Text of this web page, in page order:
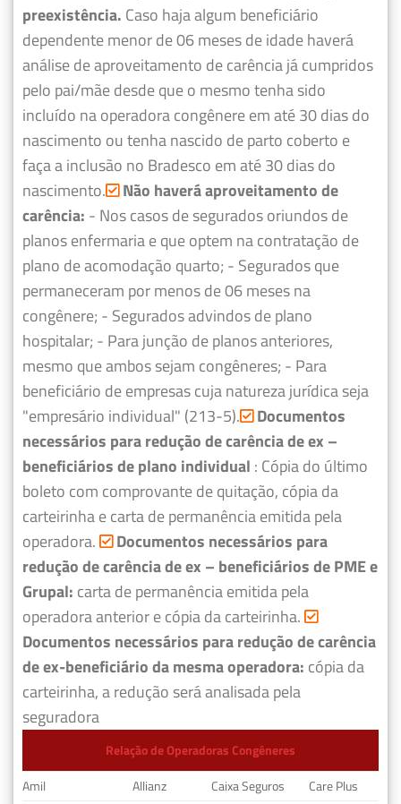
preexistência. Caso haja algum beneficiário
dependente menor de 06 meses de idade haverá
análise de aproveitamento de carência já cumpridos
pelo pai/mãe desde que o mesmo tenha sido
incluído na operadora congênere em até 30 dias do
nascimento ou tenha nascido de parto coberto e
faça a inclusão no Bradesco em até 30 dias do
nascimento. Não haverá aproveitamento de
carência: - Nos casos de segurados oriundos de
planos enfermaria e que optem na contratação de
plano de acomodação quarto; - Segurados que
permaneceram por menos de 06 meses na
congênere; - Segurados advindos de plano
hospitalar; - Para junção de planos anteriores,
mesmo que ambos sejam congêneres; - Para
beneficiário de empresas cuja natureza jurídica seja
"empresário individual" (213-5). Documentos
necessários para redução de carência de ex –
beneficiários de plano individual : Cópia do último
boleto com comprovante de quitação, cópia da
carteirinha e carta de permanência emitida pela
operadora.
Documentos necessários para
redução de carência de ex – beneficiários de PME e
Grupal: carta de permanência emitida pela
operadora anterior e cópia da carteirinha.
Documentos necessários para redução de carência
de ex-beneficiário da mesma operadora: cópia da
carteirinha, a redução será analisada pela
seguradora
Relação de Operadoras Congêneres
Amil
Allianz Caixa Seguros
Care Plus